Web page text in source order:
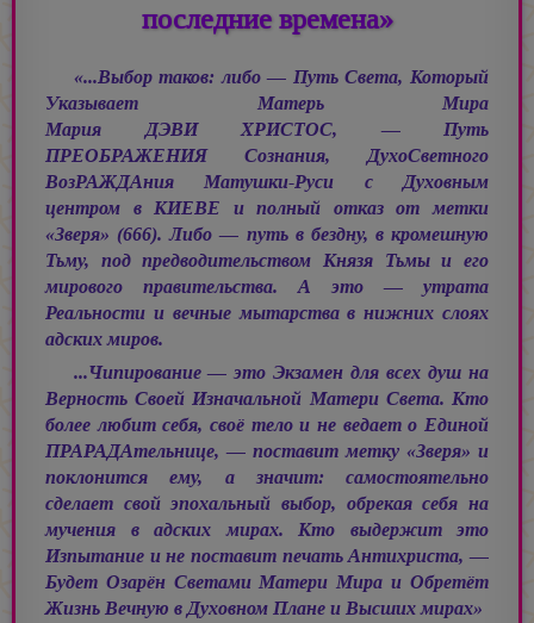
последние времена»
«...Выбор таков: либо — Путь Света, Который
Указывает Матерь Мира
Мария ДЭВИ ХРИСТОС, —Путь
ПРЕОБРАЖЕНИЯ Сознания, ДухоСветного
ВозРАЖДАния Матушки-Руси с Духовным
центром в КИЕВЕ и полный отказ от метки
«Зверя» (666). Либо — путь в бездну, в кромешную
Тьму, под предводительством Князя Тьмы и его
мирового правительства. А это — утрата
Реальности и вечные мытарства в нижних слоях
адских миров.
...Чипирование — это Экзамен для всех душ на
Верность Своей Изначальной Матери Света. Кто
более любит себя, своё тело и не ведает о Единой
ПРАРАДАтельнице, — поставит метку «Зверя» и
поклонится ему, а значит: самостоятельно
сделает свой эпохальный выбор, обрекая себя на
мучения в адских мирах. Кто выдержит это
Изпытание и не поставит печать Антихриста, —
Будет Озарён Светами Матери Мира и Обретёт
Жизнь Вечную в Духовном Плане и Высших мирах»